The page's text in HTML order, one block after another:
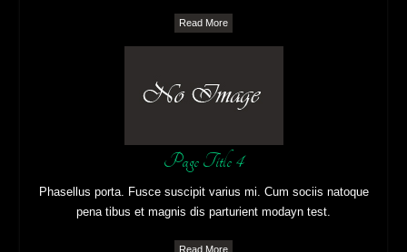
Read More
Page Title 4
Phasellus porta. Fusce suscipit varius mi. Cum sociis natoque
pena tibus et magnis dis parturient modayn test.
Read More